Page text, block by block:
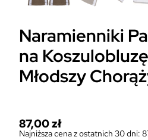
Naramienniki
na
Młodszy
87,00zł
Najniższa cena z ostatnich 30 dni: